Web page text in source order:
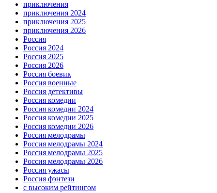
приключения
приключения 2024
приключения 2025
приключения 2026
Россия
Россия 2024
Россия 2025
Россия 2026
Россия боевик
Россия военные
Россия детективы
Россия комедии
Россия комедии 2024
Россия комедии 2025
Россия комедии 2026
Россия мелодрамы
Россия мелодрамы 2024
Россия мелодрамы 2025
Россия мелодрамы 2026
Россия ужасы
Россия фэнтези
с высоким рейтингом